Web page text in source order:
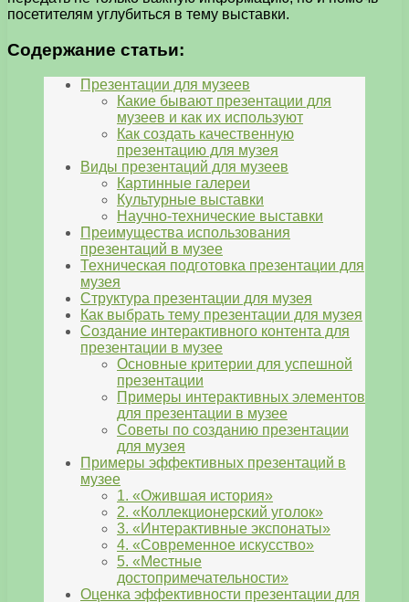
посетителям углубиться в тему выставки.
Содержание статьи:
Презентации для музеев
Какие бывают презентации для
музеев и как их используют
Как создать качественную
презентацию для музея
Виды презентаций для музеев
Картинные галереи
Культурные выставки
Научно-технические выставки
Преимущества использования
презентаций в музее
Техническая подготовка презентации для
музея
Структура презентации для музея
Как выбрать тему презентации для музея
Создание интерактивного контента для
презентации в музее
Основные критерии для успешной
презентации
Примеры интерактивных элементов
для презентации в музее
Советы по созданию презентации
для музея
Примеры эффективных презентаций в
музее
1. «Ожившая история»
2. «Коллекционерский уголок»
3. «Интерактивные экспонаты»
4. «Современное искусство»
5. «Местные
достопримечательности»
Оценка эффективности презентации для